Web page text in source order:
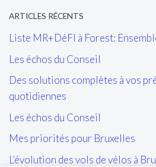
ARTICLES RÉCENTS
Liste MR+DéFI à Forest:
Les échos du Conseil
Des solutions complètes à vos
quotidiennes
Les échos du Conseil
Mes priorités pour Bruxelles
L’évolution des vols de vélos à